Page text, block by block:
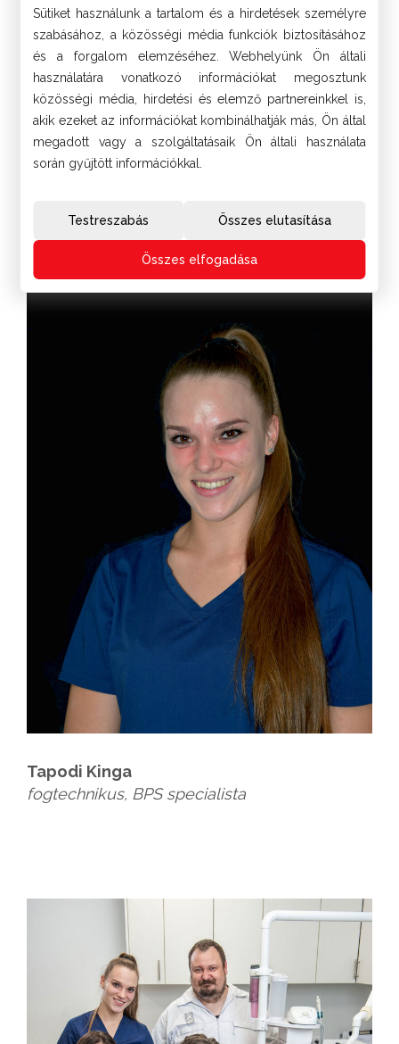
Sütiket használunk a tartalom és a hirdetések személyre
szabásához, a közösségi média funkciók biztosításához
és a forgalom elemzéséhez. Webhelyünk Ön általi
használatára vonatkozó információkat megosztunk
közösségi média, hirdetési és elemző partnereinkkel is,
akik ezeket az információkat kombinálhatják más, Ön által
megadott vagy a szolgáltatásaik Ön általi használata
során gyűjtött információkkal.
Testreszabás Összes elutasítása
Összes elfogadása
Bezsenyi-Stinján Mónika
asszisztens, klinikai fogászati higiénikus
Tapodi Kinga
fogtechnikus, BPS specialista